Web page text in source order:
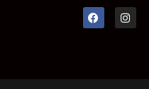
Facebook